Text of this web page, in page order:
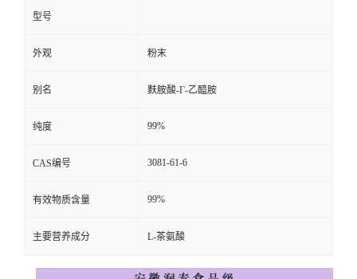
型号
外观 粉末
别名 麩胺酸-Γ-乙醯胺
纯度 99%
CAS编号 3081-61-6
有效物质含量 99%
主要营养成分 L-茶氨酸